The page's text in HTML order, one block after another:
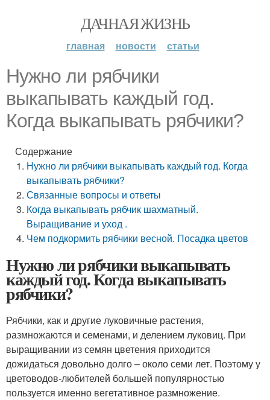
ДАЧНАЯ ЖИЗНЬ
главная новости статьи
Нужно ли рябчики
выкапывать каждый год.
Когда выкапывать рябчики?
Содержание
Нужно ли рябчики выкапывать каждый год. Когда
выкапывать рябчики?
Связанные вопросы и ответы
Когда выкапывать рябчик шахматный.
Выращивание и уход .
Чем подкормить рябчики весной. Посадка цветов
Нужно ли рябчики выкапывать
каждый год. Когда выкапывать
рябчики?
Рябчики, как и другие луковичные растения,
размножаются и семенами, и делением луковиц. При
выращивании из семян цветения приходится
дожидаться довольно долго – около семи лет. Поэтому у
цветоводов-любителей большей популярностью
пользуется именно вегетативное размножение.